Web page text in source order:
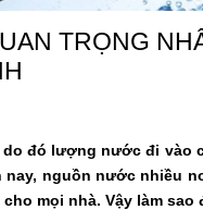
TRỌNG
đó lượng nước đi vào
nay, nguồn nước nhiều
mọi nhà. Vậy làm